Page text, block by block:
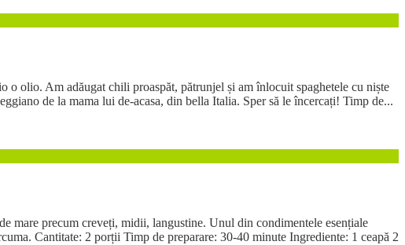
o olio. Am adăugat chili proaspăt, pătrunjel și am înlocuit spaghetele cu niște
de la mama lui de-acasa, din bella Italia. Sper să le încercați! Timp de...
mare precum creveți, midii, langustine. Unul din condimentele esențiale
Cantitate: 2 porții Timp de preparare: 30-40 minute Ingrediente: 1 ceapă 2